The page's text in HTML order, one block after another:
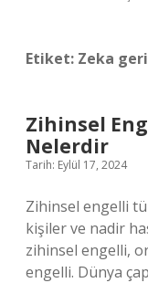
Etiket: Zeka
Zihinsel
Nelerdir
Tarih: Eylül 17, 2024
Zihinsel engelli
kişiler ve nadir
zihinsel engelli,
engelli. Dünya